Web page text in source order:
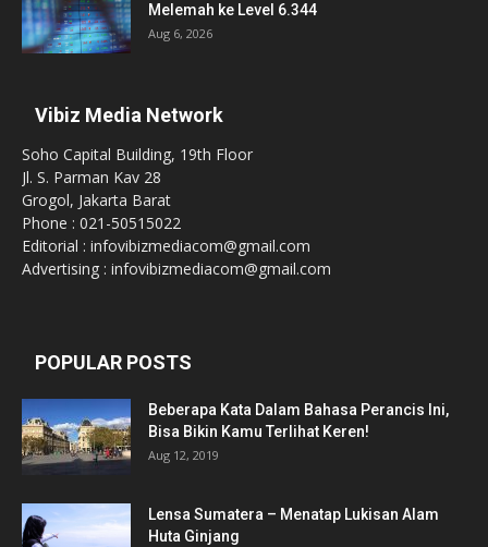
Melemah ke Level 6.344
Aug 6, 2026
Vibiz Media Network
Soho Capital Building, 19th Floor
Jl. S. Parman Kav 28
Grogol, Jakarta Barat
Phone : 021-50515022
Editorial : infovibizmediacom@gmail.com
Advertising : infovibizmediacom@gmail.com
POPULAR POSTS
Beberapa Kata Dalam Bahasa Perancis Ini,
Bisa Bikin Kamu Terlihat Keren!
Aug 12, 2019
Lensa Sumatera – Menatap Lukisan Alam
Huta Ginjang